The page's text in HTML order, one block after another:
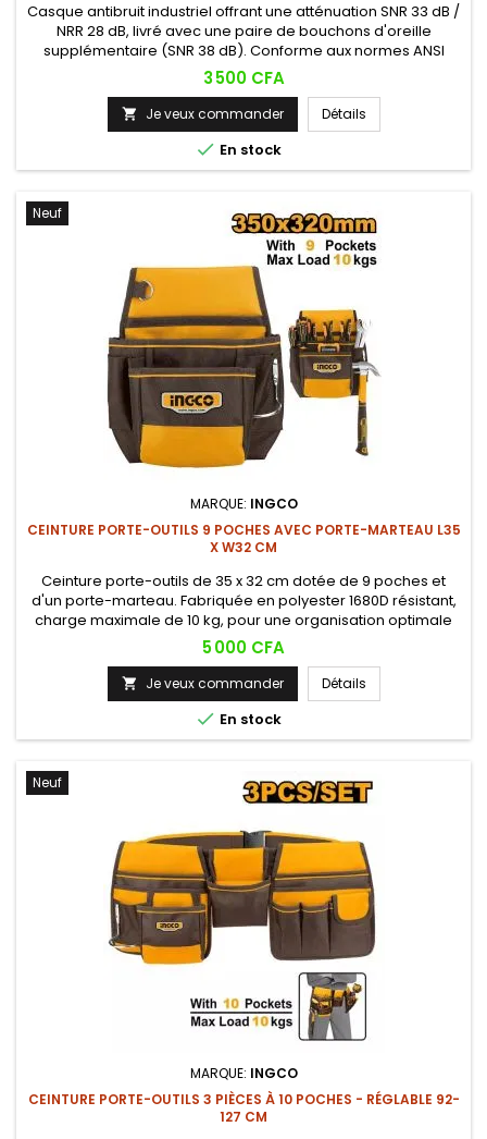
Casque antibruit industriel offrant une atténuation SNR 33 dB /
NRR 28 dB, livré avec une paire de bouchons d'oreille
supplémentaire (SNR 38 dB). Conforme aux normes ANSI
S3.19-1974 et EN 352-2:2020, pour une protection auditive
fiable sur chantier.
Prix
3 500 CFA
 Je veux commander Détails
 En stock
Neuf
MARQUE: INGCO
CEINTURE PORTE-OUTILS 9 POCHES AVEC PORTE-MARTEAU L35
X W32 CM
Ceinture porte-outils de 35 x 32 cm dotée de 9 poches et
d'un porte-marteau. Fabriquée en polyester 1680D résistant,
charge maximale de 10 kg, pour une organisation optimale
des outils sur chantier.
Prix
5 000 CFA
 Je veux commander Détails
 En stock
Neuf
MARQUE: INGCO
CEINTURE PORTE-OUTILS 3 PIÈCES À 10 POCHES - RÉGLABLE 92-
127 CM